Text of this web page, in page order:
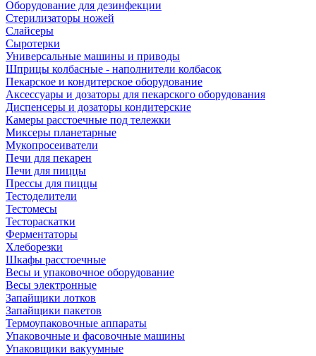
Оборудование для дезинфекции
Стерилизаторы ножей
Слайсеры
Сыротерки
Универсальные машины и приводы
Шприцы колбасные - наполнители колбасок
Пекарское и кондитерское оборудование
Аксессуары и дозаторы для пекарского оборудования
Диспенсеры и дозаторы кондитерские
Камеры расстоечные под тележки
Миксеры планетарные
Мукопросеиватели
Печи для пекарен
Печи для пиццы
Прессы для пиццы
Тестоделители
Тестомесы
Тестораскатки
Ферментаторы
Хлеборезки
Шкафы расстоечные
Весы и упаковочное оборудование
Весы электронные
Запайщики лотков
Запайщики пакетов
Термоупаковочные аппараты
Упаковочные и фасовочные машины
Упаковщики вакуумные